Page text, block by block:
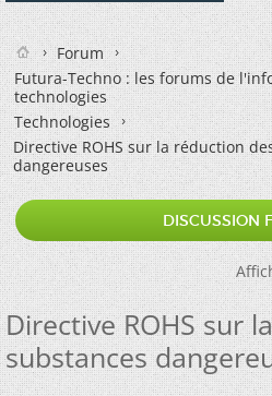
Forum
Futura-Techno : les forums de
technologies
Technologies
Directive ROHS sur la réduction
dangereuses
DISCUSSION
Directive ROHS sur
substances